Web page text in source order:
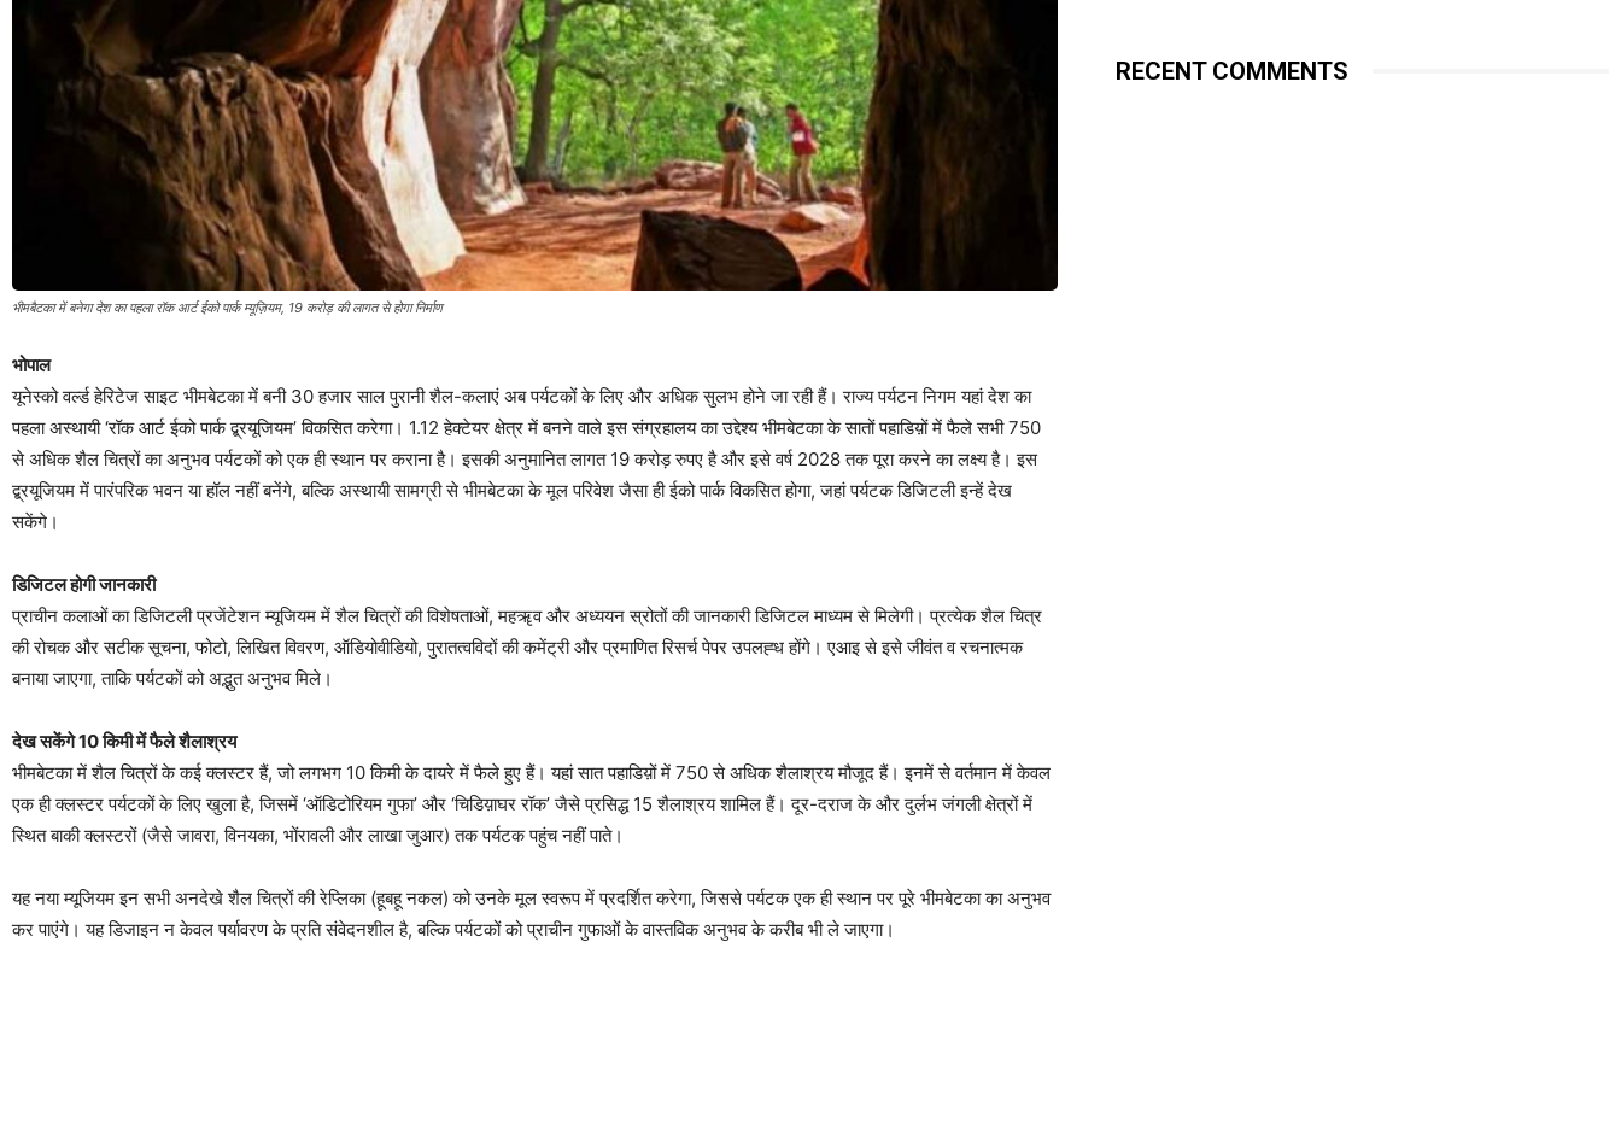
भीमबैटका में बनेगा देश का पहला रॉक आर्ट ईको पार्क म्यूज़ियम, 19 करोड़ की लागत से होगा निर्माण
भोपाल
यूनेस्को वर्ल्ड हेरिटेज साइट भीमबेटका में बनी 30 हजार साल पुरानी शैल-कलाएं अब पर्यटकों के लिए और अधिक सुलभ होने जा रही हैं। राज्य पर्यटन निगम यहां देश का
पहला अस्थायी ‘रॉक आर्ट ईको पार्क द्ब्रयूजियम’ विकसित करेगा। 1.12 हेक्टेयर क्षेत्र में बनने वाले इस संग्रहालय का उद्देश्य भीमबेटका के सातों पहाडिय़ों में फैले सभी 750
से अधिक शैल चित्रों का अनुभव पर्यटकों को एक ही स्थान पर कराना है। इसकी अनुमानित लागत 19 करोड़ रुपए है और इसे वर्ष 2028 तक पूरा करने का लक्ष्य है। इस
द्ब्रयूजियम में पारंपरिक भवन या हॉल नहीं बनेंगे, बल्कि अस्थायी सामग्री से भीमबेटका के मूल परिवेश जैसा ही ईको पार्क विकसित होगा, जहां पर्यटक डिजिटली इन्हें देख
सकेंगे।
डिजिटल होगी जानकारी
प्राचीन कलाओं का डिजिटली प्रजेंटेशन म्यूजियम में शैल चित्रों की विशेषताओं, महॠव और अध्ययन स्रोतों की जानकारी डिजिटल माध्यम से मिलेगी। प्रत्येक शैल चित्र
की रोचक और सटीक सूचना, फोटो, लिखित विवरण, ऑडियोवीडियो, पुरातत्वविदों की कमेंट्री और प्रमाणित रिसर्च पेपर उपलह्ध होंगे। एआइ से इसे जीवंत व रचनात्मक
बनाया जाएगा, ताकि पर्यटकों को अद्भुत अनुभव मिले।
देख सकेंगे 10 किमी में फैले शैलाश्रय
भीमबेटका में शैल चित्रों के कई क्लस्टर हैं, जो लगभग 10 किमी के दायरे में फैले हुए हैं। यहां सात पहाडिय़ों में 750 से अधिक शैलाश्रय मौजूद हैं। इनमें से वर्तमान में केवल
एक ही क्लस्टर पर्यटकों के लिए खुला है, जिसमें ‘ऑडिटोरियम गुफा’ और ‘चिडिय़ाघर रॉक’ जैसे प्रसिद्ध 15 शैलाश्रय शामिल हैं। दूर-दराज के और दुर्लभ जंगली क्षेत्रों में
स्थित बाकी क्लस्टरों (जैसे जावरा, विनयका, भोंरावली और लाखा जुआर) तक पर्यटक पहुंच नहीं पाते।
यह नया म्यूजियम इन सभी अनदेखे शैल चित्रों की रेप्लिका (हूबहू नकल) को उनके मूल स्वरूप में प्रदर्शित करेगा, जिससे पर्यटक एक ही स्थान पर पूरे भीमबेटका का अनुभव
कर पाएंगे। यह डिजाइन न केवल पर्यावरण के प्रति संवेदनशील है, बल्कि पर्यटकों को प्राचीन गुफाओं के वास्तविक अनुभव के करीब भी ले जाएगा।
RECENT COMMENTS